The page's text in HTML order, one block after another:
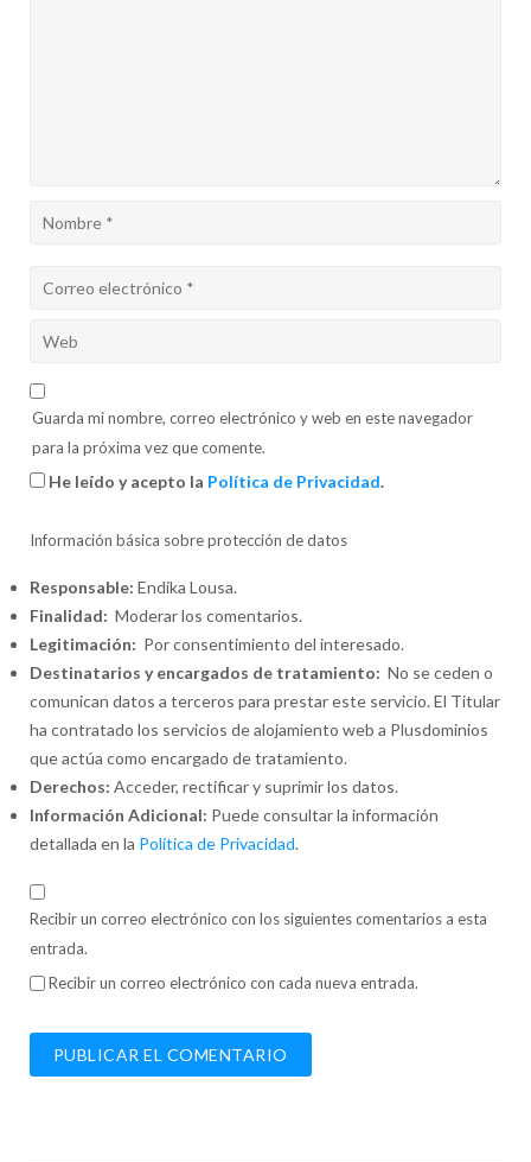
Guarda mi nombre, correo electrónico y web en este navegador
para la próxima vez que comente.
He leído y acepto la Política de Privacidad.
Información básica sobre protección de datos
Responsable: Endika Lousa.
Finalidad: Moderar los comentarios.
Legitimación: Por consentimiento del interesado.
Destinatarios y encargados de tratamiento: No se ceden o
comunican datos a terceros para prestar este servicio. El Titular
ha contratado los servicios de alojamiento web a Plusdominios
que actúa como encargado de tratamiento.
Derechos: Acceder, rectificar y suprimir los datos.
Información Adicional: Puede consultar la información
detallada en la Política de Privacidad.
Recibir un correo electrónico con los siguientes comentarios a esta
entrada.
Recibir un correo electrónico con cada nueva entrada.